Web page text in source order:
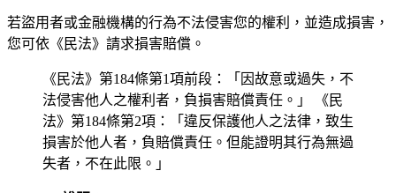
若盜用者或金融機構的行為不法侵害您的權利，並造成損害，
您可依《民法》請求損害賠償。
《民法》第184條第1項前段：「因故意或過失，不
法侵害他人之權利者，負損害賠償責任。」 《民
法》第184條第2項：「違反保護他人之法律，致生
損害於他人者，負賠償責任。但能證明其行為無過
失者，不在此限。」